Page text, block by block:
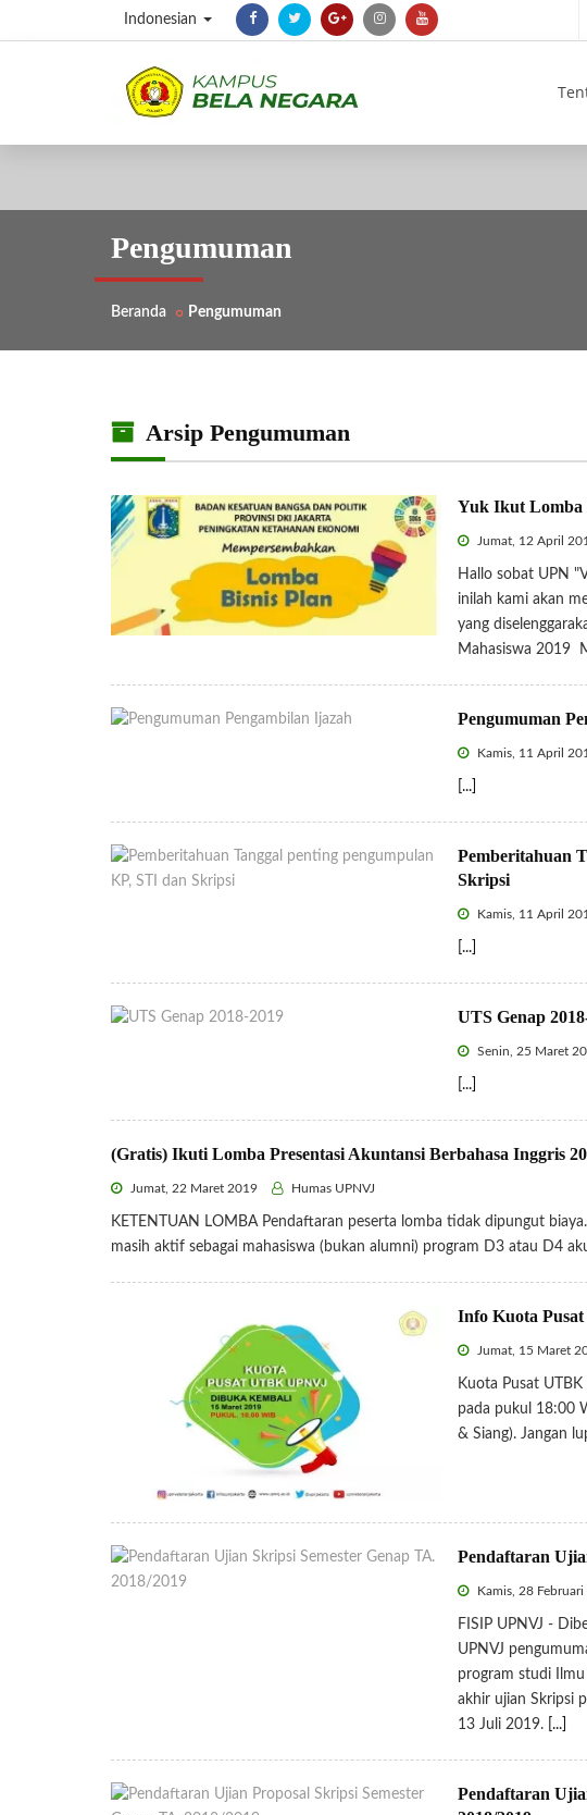
Indonesian
Pengumuman
Beranda Pengumuman
Arsip Pengumuman
Yuk Ikut Lomba
Jumat, 12 April
Hallo sobat UPN
inilah kami akan
yang
Mahasiswa 2019
Pengumuman
Kamis, 11 April
[...]
Pemberitahuan
Skripsi
Kamis, 11 April
[...]
UTS Genap
Senin, 25 Maret
[...]
(Gratis) Ikuti Lomba Presentasi Akuntansi Berbahasa Inggris
Jumat, 22 Maret 2019 Humas UPNVJ
KETENTUAN LOMBA Pendaftaran peserta lomba tidak dipungut
masih aktif sebagai mahasiswa (bukan alumni) program D3 atau D4
Info Kuota
Jumat, 15 Maret
Kuota Pusat
pada pukul 18:00
& Siang). Jangan
Pendaftaran
Kamis, 28
FISIP UPNVJ -
UPNVJ
program studi
akhir ujian Skripsi
13 Juli 2019. [...]
Pendaftaran